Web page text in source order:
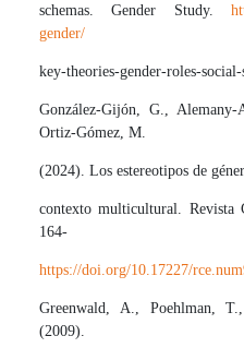
schemas. Gender Study.
gender/
key-theories-gender-roles-social-
González-Gijón, G.,
Ortiz-Gómez, M.
(2024). Los estereotipos de
contexto multicultural. Revista
164-
https://doi.org/10.17227/
Greenwald, A., Poehlman,
(2009).